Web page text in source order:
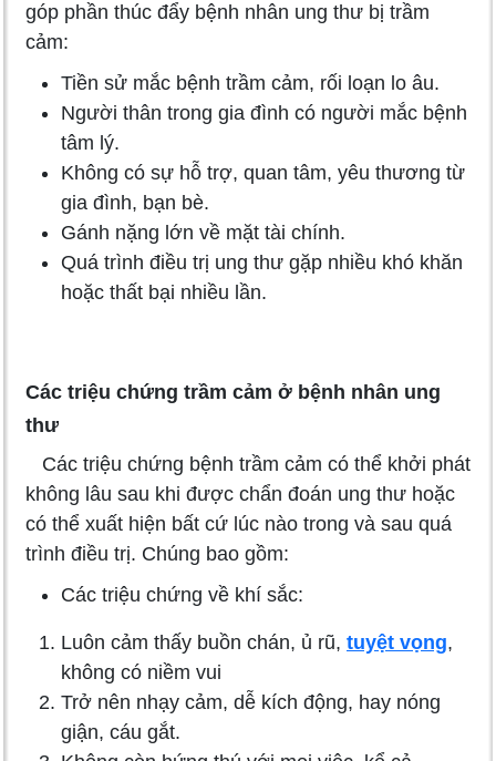
góp phần thúc đẩy bệnh nhân ung thư bị trầm
cảm:
Tiền sử mắc bệnh trầm cảm, rối loạn lo âu.
Người thân trong gia đình có người mắc bệnh
tâm lý.
Không có sự hỗ trợ, quan tâm, yêu thương từ
gia đình, bạn bè.
Gánh nặng lớn về mặt tài chính.
Quá trình điều trị ung thư gặp nhiều khó khăn
hoặc thất bại nhiều lần.
Các triệu chứng trầm cảm ở bệnh nhân ung
thư
Các triệu chứng bệnh trầm cảm có thể khởi phát
không lâu sau khi được chẩn đoán ung thư hoặc
có thể xuất hiện bất cứ lúc nào trong và sau quá
trình điều trị. Chúng bao gồm:
Các triệu chứng về khí sắc:
Luôn cảm thấy buồn chán, ủ rũ, tuyệt vọng,
không có niềm vui
Trở nên nhạy cảm, dễ kích động, hay nóng
giận, cáu gắt.